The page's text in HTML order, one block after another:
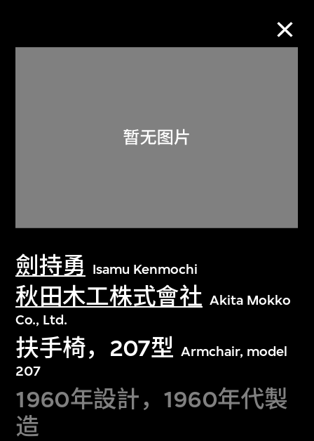
劍持勇 Isamu Kenmochi
秋田木工株式會社 Akita Mokko
Co., Ltd.
扶手椅，207型 Armchair, model
207
1960年設計，1960年代製
造
关于M+藏品
探索世界顶级的二十及二十一世纪视觉
文化藏品。